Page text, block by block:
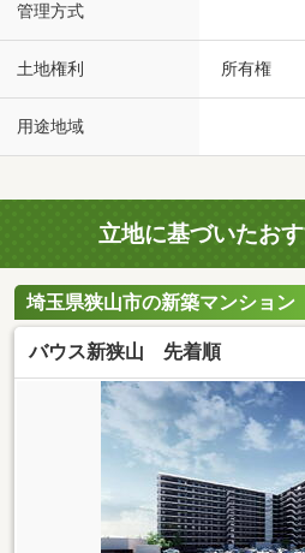
管理方式
土地権利 所有権
用途地域
立地に基づいたお
埼玉県狭山市の新築マンション
バウス新狭山 先着順